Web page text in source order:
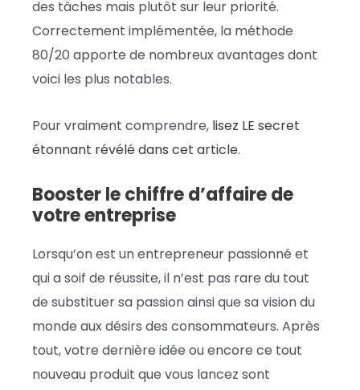
des tâches mais plutôt sur leur priorité.
Correctement implémentée, la méthode
80/20 apporte de nombreux avantages dont
voici les plus notables.
Pour vraiment comprendre, lisez LE secret
étonnant révélé dans cet article.
Booster le chiffre d’affaire de
votre entreprise
Lorsqu’on est un entrepreneur passionné et
qui a soif de réussite, il n’est pas rare du tout
de substituer sa passion ainsi que sa vision du
monde aux désirs des consommateurs. Après
tout, votre dernière idée ou encore ce tout
nouveau produit que vous lancez sont